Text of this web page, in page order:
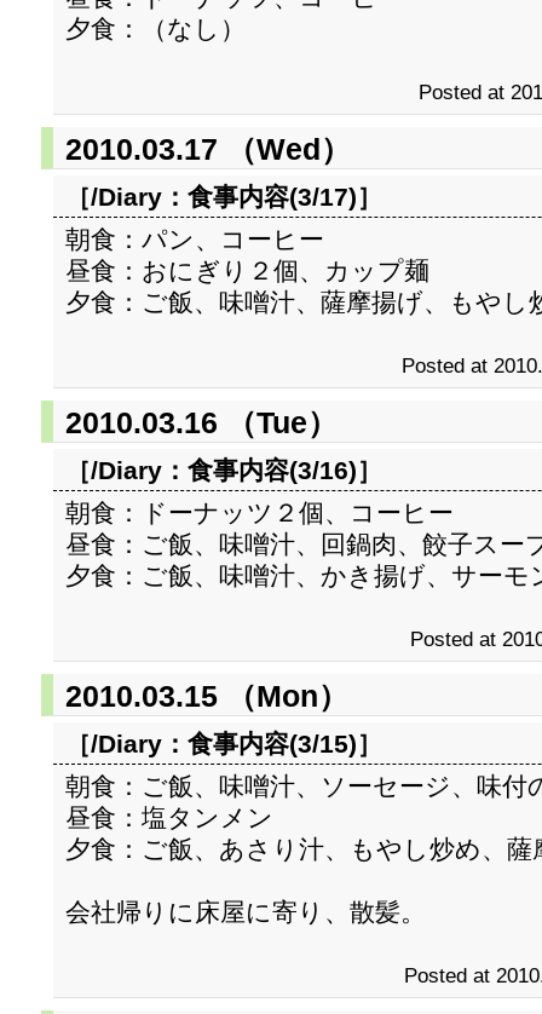
夕食：（なし）
Posted at
2010.03.17 （Wed）
［/Diary： 食事内容(3/17)］
朝食：パン、コーヒー
昼食：おにぎり２個、カップ麺
夕食：ご飯、味噌汁、薩摩揚げ、もやし
Posted at
2010.03.16 （Tue）
［/Diary： 食事内容(3/16)］
朝食：ドーナッツ２個、コーヒー
昼食：ご飯、味噌汁、回鍋肉、餃子スー
夕食：ご飯、味噌汁、かき揚げ、サーモ
Posted at
2010.03.15 （Mon）
［/Diary： 食事内容(3/15)］
朝食：ご飯、味噌汁、ソーセージ、味付
昼食：塩タンメン
夕食：ご飯、あさり汁、もやし炒め、薩
会社帰りに床屋に寄り、散髪。
Posted at